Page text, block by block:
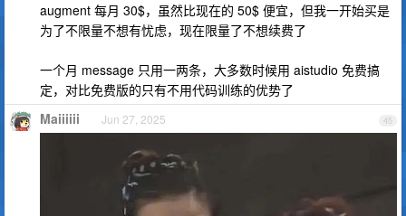
augment 每月 30$，虽然比现在的 50$ 便宜，但我一开始买是
为了不限量不想有忧虑，现在限量了不想续费了
一个月 message 只用一两条，大多数时候用 aistudio 免费搞
定，对比免费版的只有不用代码训练的优势了
45
Maiiiiii Jun 27, 2025